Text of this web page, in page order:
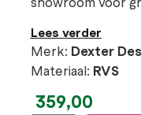
Lees verder
Merk: Dexter
Materiaal: RVS
359,00